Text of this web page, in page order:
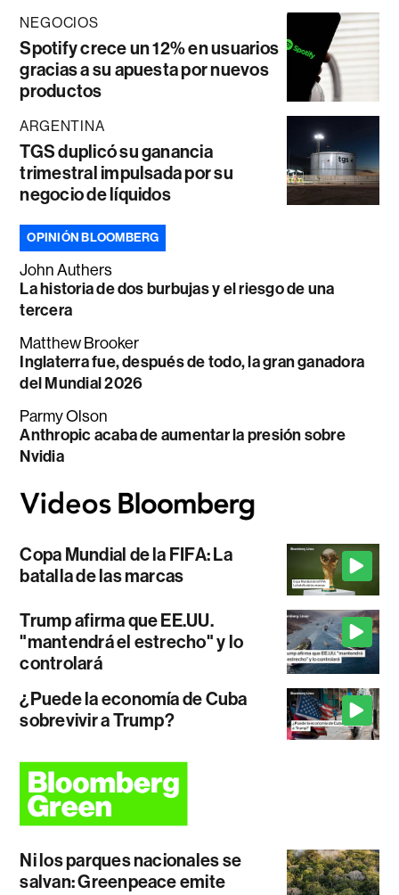
NEGOCIOS
Spotify crece un 12% en usuarios
gracias a su apuesta por nuevos
productos
ARGENTINA
TGS duplicó su ganancia
trimestral impulsada por su
negocio de líquidos
OPINIÓN BLOOMBERG
John Authers
La historia de dos burbujas y el riesgo de una
tercera
Matthew Brooker
Inglaterra fue, después de todo, la gran ganadora
del Mundial 2026
Parmy Olson
Anthropic acaba de aumentar la presión sobre
Nvidia
Copa Mundial de la FIFA: La
batalla de las marcas
Trump afirma que EE.UU.
"mantendrá el estrecho" y lo
controlará
¿Puede la economía de Cuba
sobrevivir a Trump?
Ni los parques nacionales se
salvan: Greenpeace emite